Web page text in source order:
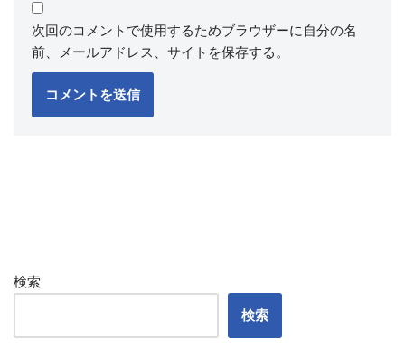
次回のコメントで使用するためブラウザーに自分の名
前、メールアドレス、サイトを保存する。
検索
検索